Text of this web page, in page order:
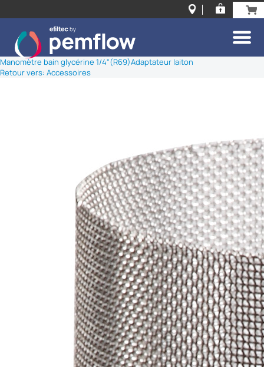
Manomètre bain glycérine 1/4"(R69)Adaptateur laiton
Retour vers: Accessoires